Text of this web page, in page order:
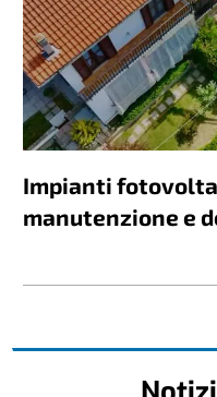
Impianti
manutenzione e